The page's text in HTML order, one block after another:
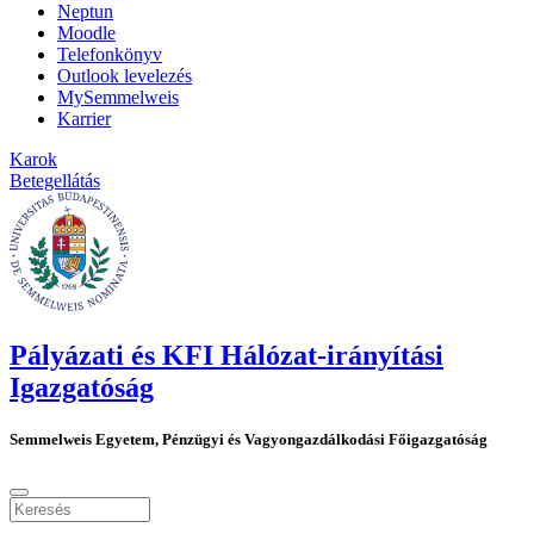
Neptun
Moodle
Telefonkönyv
Outlook levelezés
MySemmelweis
Karrier
Karok
Betegellátás
Pályázati és KFI Hálózat-irányítási
Igazgatóság
Semmelweis Egyetem, Pénzügyi és Vagyongazdálkodási Főigazgatóság